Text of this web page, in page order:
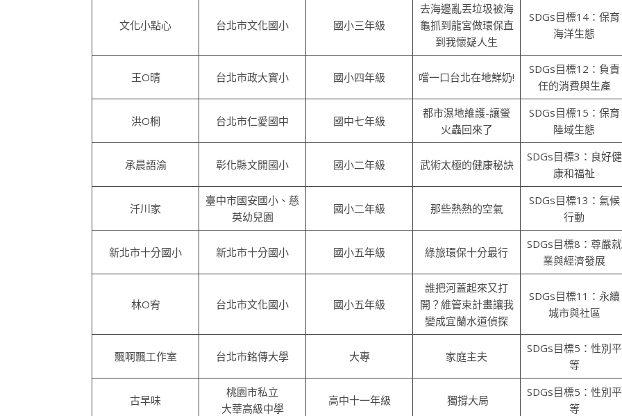
文化小點心 台北市文化國小 國小三年級
去海邊亂丟垃圾被海
龜抓到龍宮做環保直
到我懷疑人生
SDGs目標14：保育
海洋生態
王O晴 台北市政大實小 國小四年級 嚐一口台北在地鮮奶!
SDGs目標12：負責
任的消費與生產
洪O桐 台北市仁愛國中 國中七年級
都市濕地維護-讓螢
火蟲回來了
SDGs目標15：保育
陸域生態
承晨語渝 彰化縣文開國小 國小二年級 武術太極的健康秘訣
SDGs目標3：良好健
康和福祉
汘川家
臺中市國安國小、慈
英幼兒園
國小二年級 那些熱熱的空氣
SDGs目標13：氣候
行動
新北市十分國小 新北市十分國小 國小五年級 綠旅環保十分最行
SDGs目標8：尊嚴就
業與經濟發展
林O宥 台北市文化國小 國小五年級
誰把河蓋起來又打
開？維管束計畫讓我
變成宜蘭水道偵探
SDGs目標11：永續
城市與社區
飄啊飄工作室 台北市銘傳大學 大專 家庭主夫
SDGs目標5：性別平
等
古早味
桃園市私立
大華高級中學
高中十一年級 獨撐大局
SDGs目標5：性別平
等